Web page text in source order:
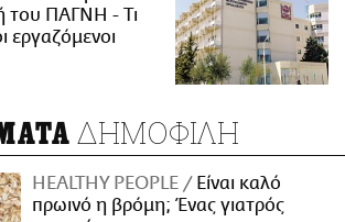
του ΠΑΓΝΗ - Τι
εργαζόμενοι
ΔΗΜΟΦΙΛΗ
HEALTHY PEOPLE
Είναι καλό
πρωινό η βρόμη; Ένας γιατρός